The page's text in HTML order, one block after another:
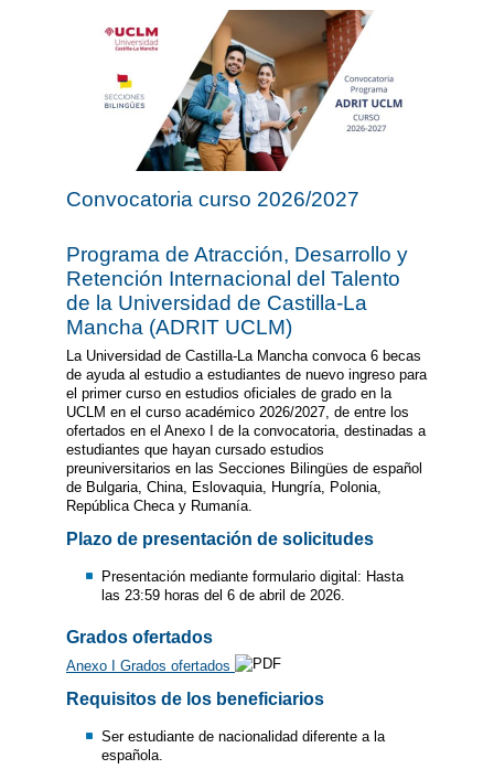
Convocatoria curso 2026/2027
Programa de Atracción, Desarrollo y
Retención Internacional del Talento
de la Universidad de Castilla-La
Mancha (ADRIT UCLM)
La Universidad de Castilla-La Mancha convoca 6 becas
de ayuda al estudio a estudiantes de nuevo ingreso para
el primer curso en estudios oficiales de grado en la
UCLM en el curso académico 2026/2027, de entre los
ofertados en el Anexo I de la convocatoria, destinadas a
estudiantes que hayan cursado estudios
preuniversitarios en las Secciones Bilingües de español
de Bulgaria, China, Eslovaquia, Hungría, Polonia,
República Checa y Rumanía.
Plazo de presentación de solicitudes
Presentación mediante formulario digital: Hasta
las 23:59 horas del 6 de abril de 2026.
Grados ofertados
Anexo I Grados ofertados
Requisitos de los beneficiarios
Ser estudiante de nacionalidad diferente a la
española.